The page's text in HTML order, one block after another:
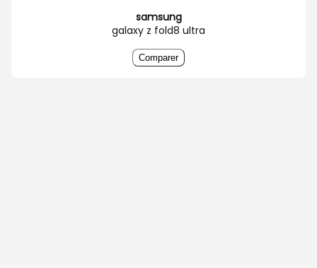
samsung
galaxy z fold8 ultra
Comparer